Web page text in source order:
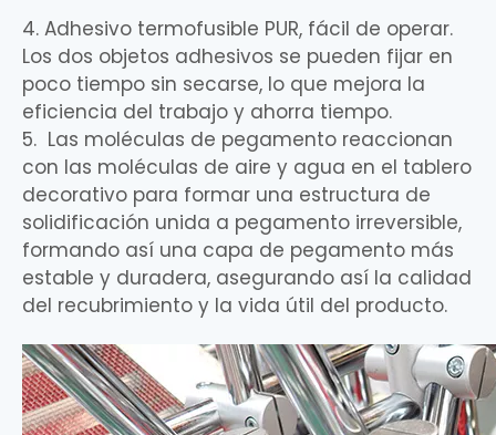
4. Adhesivo termofusible PUR, fácil de operar.
Los dos objetos adhesivos se pueden fijar en
poco tiempo sin secarse, lo que mejora la
eficiencia del trabajo y ahorra tiempo.
5. Las moléculas de pegamento reaccionan
con las moléculas de aire y agua en el tablero
decorativo para formar una estructura de
solidificación unida a pegamento irreversible,
formando así una capa de pegamento más
estable y duradera, asegurando así la calidad
del recubrimiento y la vida útil del producto.